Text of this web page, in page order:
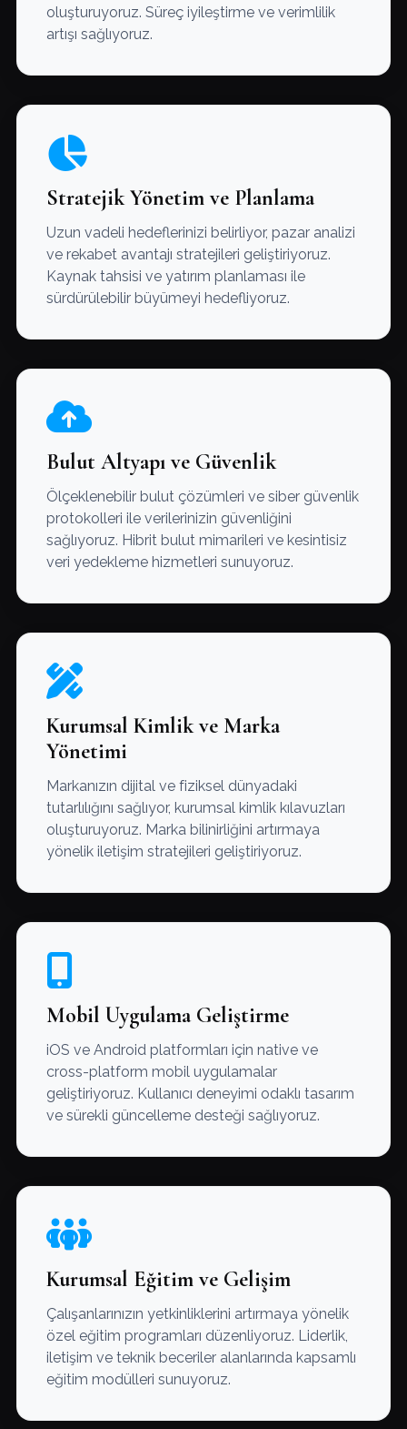
oluşturuyoruz. Süreç iyileştirme ve verimlilik
artışı sağlıyoruz.
Stratejik Yönetim ve Planlama
Uzun vadeli hedeflerinizi belirliyor, pazar analizi
ve rekabet avantajı stratejileri geliştiriyoruz.
Kaynak tahsisi ve yatırım planlaması ile
sürdürülebilir büyümeyi hedefliyoruz.
Bulut Altyapı ve Güvenlik
Ölçeklenebilir bulut çözümleri ve siber güvenlik
protokolleri ile verilerinizin güvenliğini
sağlıyoruz. Hibrit bulut mimarileri ve kesintisiz
veri yedekleme hizmetleri sunuyoruz.
Kurumsal Kimlik ve Marka
Yönetimi
Markanızın dijital ve fiziksel dünyadaki
tutarlılığını sağlıyor, kurumsal kimlik kılavuzları
oluşturuyoruz. Marka bilinirliğini artırmaya
yönelik iletişim stratejileri geliştiriyoruz.
Mobil Uygulama Geliştirme
iOS ve Android platformları için native ve
cross-platform mobil uygulamalar
geliştiriyoruz. Kullanıcı deneyimi odaklı tasarım
ve sürekli güncelleme desteği sağlıyoruz.
Kurumsal Eğitim ve Gelişim
Çalışanlarınızın yetkinliklerini artırmaya yönelik
özel eğitim programları düzenliyoruz. Liderlik,
iletişim ve teknik beceriler alanlarında kapsamlı
eğitim modülleri sunuyoruz.